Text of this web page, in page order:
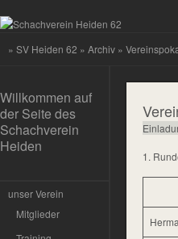
» SV Heiden 62 » Archiv »
Willkommen auf
der Seite des
Schachverein
Heiden
unser Verein
Mitglieder
1.